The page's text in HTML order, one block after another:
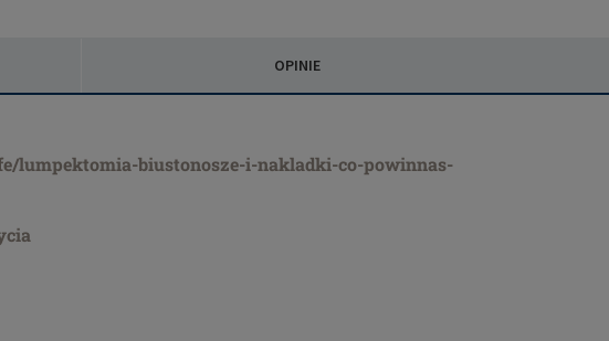
OPINIE
lumpektomia-biustonosze-i-nakladki-co-powinnas-